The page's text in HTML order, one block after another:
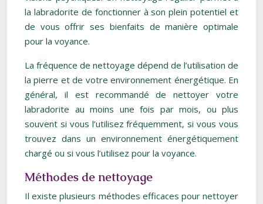
la labradorite de fonctionner à son plein potentiel et
de vous offrir ses bienfaits de manière optimale
pour la voyance.
La fréquence de nettoyage dépend de l’utilisation de
la pierre et de votre environnement énergétique. En
général, il est recommandé de nettoyer votre
labradorite au moins une fois par mois, ou plus
souvent si vous l’utilisez fréquemment, si vous vous
trouvez dans un environnement énergétiquement
chargé ou si vous l’utilisez pour la voyance.
Méthodes de nettoyage
Il existe plusieurs méthodes efficaces pour nettoyer